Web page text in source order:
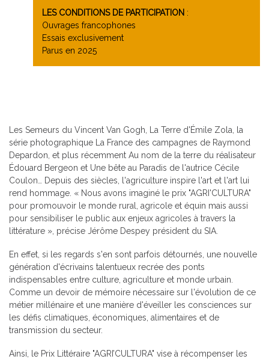
LES CONDITIONS DE PARTICIPATION :
Ouvrages francophones
Essais exclusivement
Parus en 2025
Les Semeurs du Vincent Van Gogh, La Terre d'Émile Zola, la
série photographique La France des campagnes de Raymond
Depardon, et plus récemment Au nom de la terre du réalisateur
Édouard Bergeon et Une bête au Paradis de l'autrice Cécile
Coulon… Depuis des siècles, l'agriculture inspire l'art et l'art lui
rend hommage. « Nous avons imaginé le prix "AGRI'CULTURA"
pour promouvoir le monde rural, agricole et équin mais aussi
pour sensibiliser le public aux enjeux agricoles à travers la
littérature », précise Jérôme Despey président du SIA.
En effet, si les regards s'en sont parfois détournés, une nouvelle
génération d'écrivains talentueux recrée des ponts
indispensables entre culture, agriculture et monde urbain.
Comme un devoir de mémoire nécessaire sur l'évolution de ce
métier millénaire et une manière d'éveiller les consciences sur
les défis climatiques, économiques, alimentaires et de
transmission du secteur.
Ainsi, le Prix Littéraire "AGRI’CULTURA" vise à récompenser les